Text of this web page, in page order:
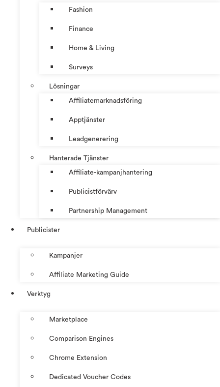
Fashion
Finance
Home & Living
Surveys
Lösningar
Affiliatemarknadsföring
Apptjänster
Leadgenerering
Hanterade Tjänster
Affiliate-kampanjhantering
Publicistförvärv
Partnership Management
Publicister
Kampanjer
Affiliate Marketing Guide
Verktyg
Marketplace
Comparison Engines
Chrome Extension
Dedicated Voucher Codes